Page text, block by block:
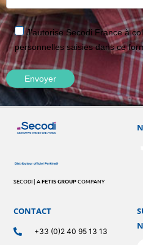
J'autorise Secodi France à
personnelles saisies dans ce
SECODI | AFETIS GROUPCOMPANY
CONTACT
+33 (0)2 40 95 13 13